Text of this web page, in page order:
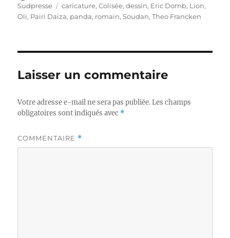
le
Sudpresse Étiquettes
caricature,Colisée,dessin, Eric Domb, Lion,
Oli, Pairi Daiza, panda, romain,Soudan,Theo Francken
Laisser un commentaire
Votre adresse e-mail ne sera pas publiée. Les champs
obligatoires sont indiqués avec *
COMMENTAIRE *